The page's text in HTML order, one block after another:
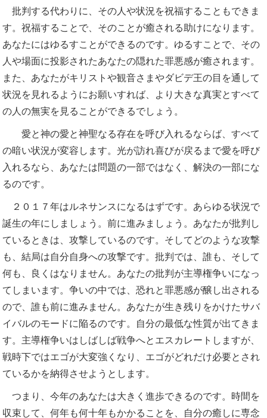
批判する代わりに、その人や状況を祝福することもできま
す。祝福することで、そのことが癒される助けになります。
あなたにはゆるすことができるのです。ゆるすことで、その
人や場面に投影されたあなたの隠れた罪悪感が癒されます。
また、あなたがキリストや観音さまやダビデ王の目を通して
状況を見れるようにお願いすれば、より大きな真実とすべて
の人の無実を見ることができるでしょう。
愛と神の愛と神聖なる存在を呼び入れるならば、すべて
の暗い状況が変容します。光が訪れ喜びが戻るまで愛を呼び
入れるなら、あなたは問題の一部ではなく、解決の一部にな
るのです。
２０１７年はルネサンスになるはずです。あらゆる状況で
誕生の年にしましょう。前に進みましょう。あなたが批判し
ているときは、攻撃しているのです。そしてどのような攻撃
も、結局は自分自身への攻撃です。批判では、誰も、そして
何も、良くはなりません。あなたの批判が主導権争いになっ
てしまいます。争いの中では、恐れと罪悪感が醸し出される
ので、誰も前に進みません。あなたが生き残りをかけたサバ
イバルのモードに陥るのです。自分の最低な性質が出てきま
す。主導権争いはしばしば戦争へとエスカレートしますが、
戦時下ではエゴが大変強くなり、エゴがどれだけ必要とされ
ているかを納得させようとします。
つまり、今年のあなたは大きく進歩できるのです。時間を
収束して、何年も何十年もかかることを、自分の癒しに専念